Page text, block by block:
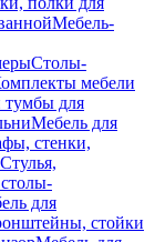
Мебель-
Столы-
мебели
для
Мебель для
стенки,
Стулья,
для
стойки